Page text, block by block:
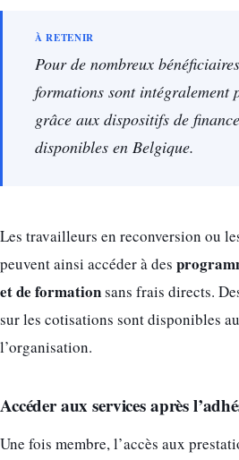
Pour de nombreux
formations sont intégralement
grâce aux dispositifs de
disponibles en Belgique.
Les travailleurs en reconversion ou
peuvent ainsi accéder à des
et de formationsans frais directs.
sur les cotisations sont disponibles
l’organisation.
Accéder aux services après
Une fois membre, l’accès aux